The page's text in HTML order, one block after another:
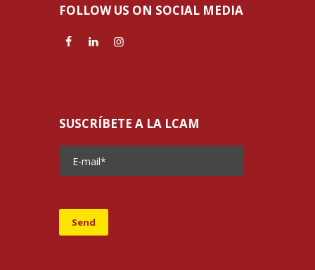
FOLLOW US ON SOCIAL MEDIA
SUSCRÍBETE A LA LCAM